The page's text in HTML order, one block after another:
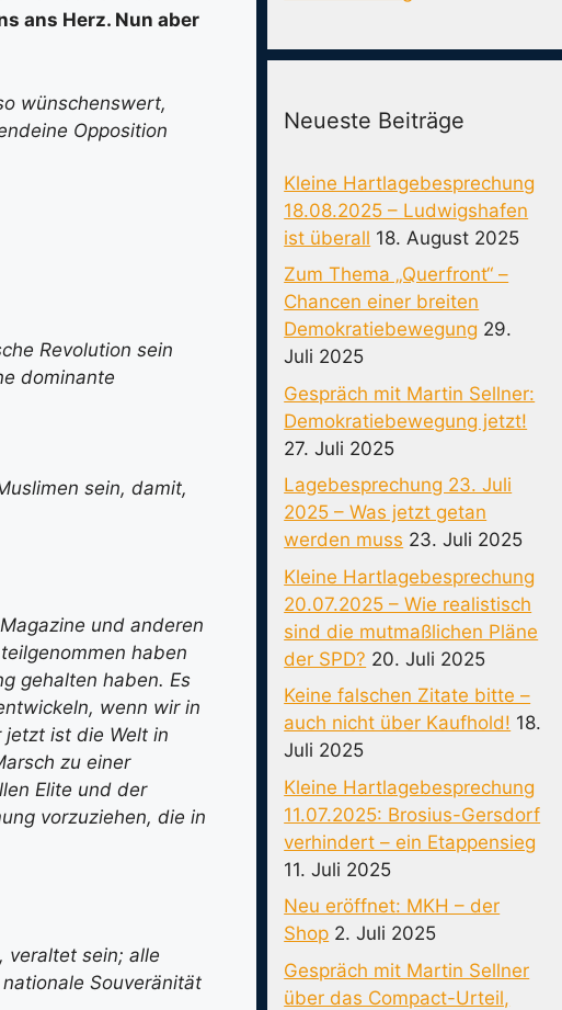
ans Herz. Nun aber
wünschenswert,
Opposition
Revolution sein
dominante
sein, damit,
und anderen
haben
gehalten haben. Es
wenn wir in
ist die Welt in
zu einer
Elite und der
vorzuziehen, die in
veraltet sein; alle
Souveränität
Neueste Beiträge
Kleine Hartlagebesprechung
18.08.2025 – Ludwigshafen
ist überall 18. August 2025
Zum Thema „Querfront“ –
Chancen einer breiten
Demokratiebewegung 29.
Juli 2025
Gespräch mit Martin Sellner:
Demokratiebewegung jetzt!
27. Juli 2025
Lagebesprechung 23. Juli
2025 – Was jetzt getan
werden muss 23. Juli 2025
Kleine Hartlagebesprechung
20.07.2025 – Wie realistisch
sind die mutmaßlichen Pläne
der SPD? 20. Juli 2025
Keine falschen Zitate bitte –
auch nicht über Kaufhold! 18.
Juli 2025
Kleine Hartlagebesprechung
11.07.2025: Brosius-Gersdorf
verhindert – ein Etappensieg
11. Juli 2025
Neu eröffnet: MKH – der
Shop 2. Juli 2025
Gespräch mit Martin Sellner
über das Compact-Urteil,